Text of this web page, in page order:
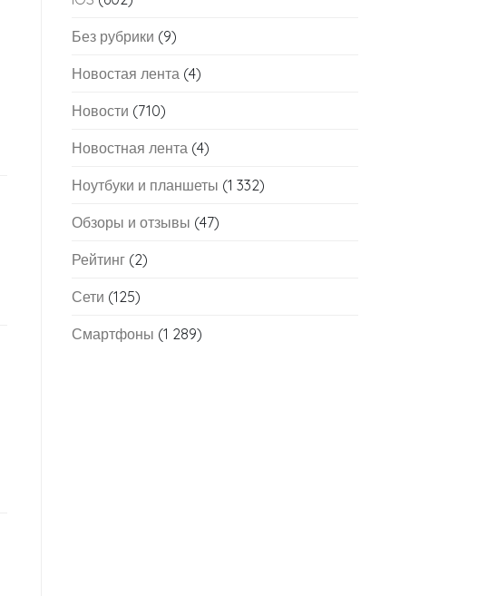
Без рубрики (9)
Новостая лента (4)
Новости (710)
Новостная лента (4)
Ноутбуки и планшеты (1 332)
Обзоры и отзывы (47)
Рейтинг (2)
Сети (125)
Смартфоны (1 289)